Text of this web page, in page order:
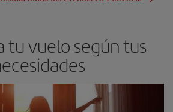
tu vuelo según tus